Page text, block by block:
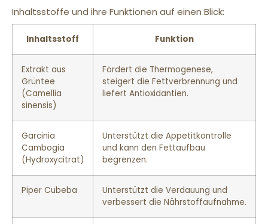
Inhaltsstoffe und ihre Funktionen auf einen Blick:
Inhaltsstoff Funktion
Extrakt aus
Grüntee
(Camellia
sinensis)
Fördert die Thermogenese,
steigert die Fettverbrennung und
liefert Antioxidantien.
Garcinia
Cambogia
(Hydroxycitrat)
Unterstützt die Appetitkontrolle
und kann den Fettaufbau
begrenzen.
Piper Cubeba
Unterstützt die Verdauung und
verbessert die Nährstoffaufnahme.